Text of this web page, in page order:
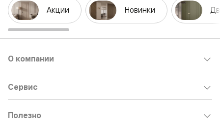
Акции Новинки
О компании
Сервис
Полезно